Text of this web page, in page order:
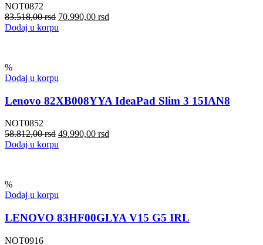
NOT0872
83.518,00rsd 70.990,00 rsd
Dodaj u korpu
%
Dodaj u korpu
Lenovo 82XB008YYA IdeaPad Slim 3 15IAN8
NOT0852
58.812,00rsd 49.990,00 rsd
Dodaj u korpu
%
Dodaj u korpu
LENOVO 83HF00GLYA V15 G5 IRL
NOT0916